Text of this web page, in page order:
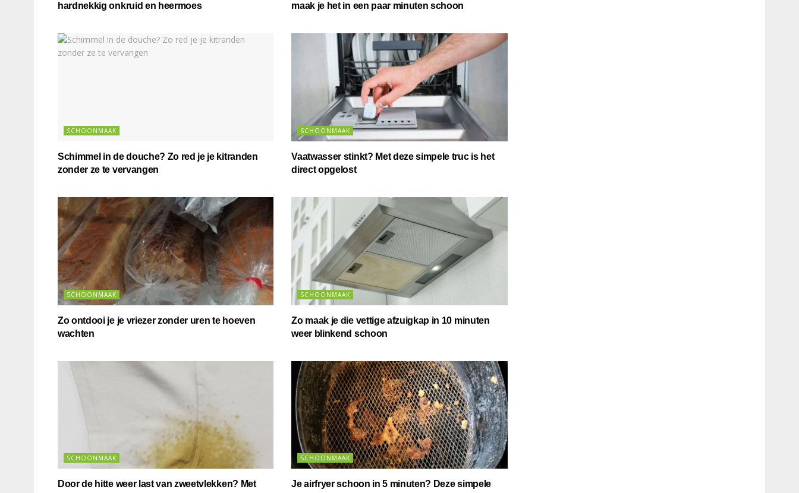
hardnekkig onkruid en heermoes
maak je het in een paar minuten schoon
SCHOONMAAK
Schimmel in de douche? Zo red je je kitranden
zonder ze te vervangen
SCHOONMAAK
Vaatwasser stinkt? Met deze simpele truc is het
direct opgelost
SCHOONMAAK
Zo ontdooi je je vriezer zonder uren te hoeven
wachten
SCHOONMAAK
Zo maak je die vettige afzuigkap in 10 minuten
weer blinkend schoon
SCHOONMAAK
Door de hitte weer last van zweetvlekken? Met
SCHOONMAAK
Je airfryer schoon in 5 minuten? Deze simpele